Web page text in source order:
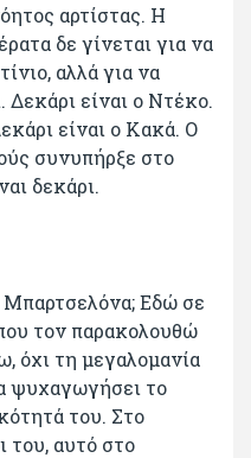
αρτίστας. Η
δε γίνεται για να
αλλά για να
Δεκάρι είναι ο Ντέκο.
είναι ο Κακά. Ο
συνυπήρξε στο
δεκάρι.
Μπαρτσελόνα; Εδώ σε
τον παρακολουθώ
όχι τη μεγαλομανία
ψυχαγωγήσει το
του. Στο
του, αυτό στο